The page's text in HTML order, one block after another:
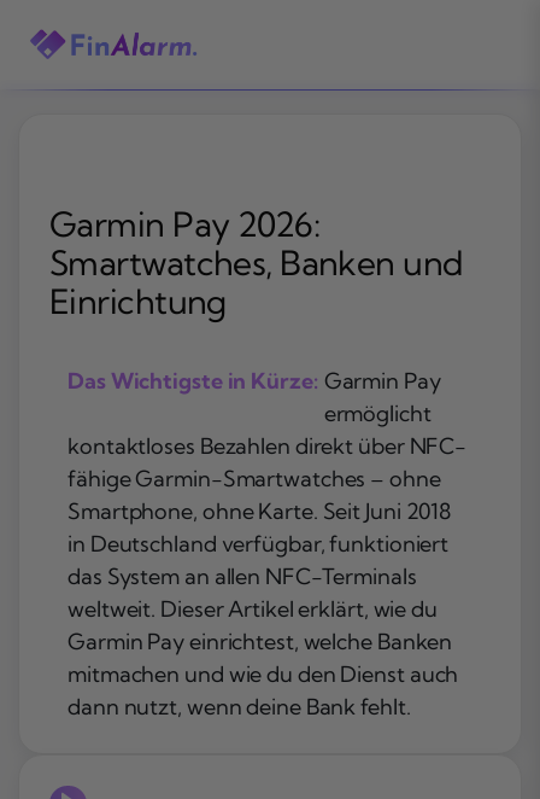
Inhalt
Garmin Pay 2026:
Smartwatches, Banken und
Einrichtung
Das Wichtigste in Kürze: Garmin Pay
ermöglicht
kontaktloses Bezahlen direkt über NFC-
fähige Garmin-Smartwatches – ohne
Smartphone, ohne Karte. Seit Juni 2018
in Deutschland verfügbar, funktioniert
das System an allen NFC-Terminals
weltweit. Dieser Artikel erklärt, wie du
Garmin Pay einrichtest, welche Banken
mitmachen und wie du den Dienst auch
dann nutzt, wenn deine Bank fehlt.